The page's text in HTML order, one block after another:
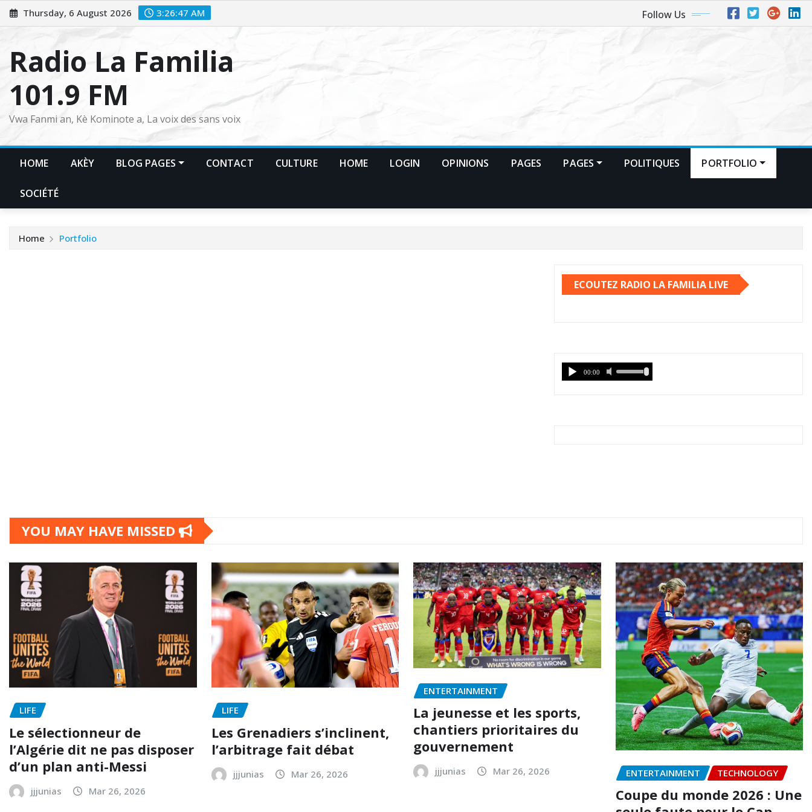
Skip
to
Thursday, 6 August 2026 3:26:48 AM Follow Us
Radio La Familia
101.9 FM
Vwa Fanmi an, Kè Kominote a, La voix des sans voix
HOME AKÈY BLOG PAGES CONTACT CULTURE HOME LOGIN OPINIONS PAGES PAGES POLITIQUES PORTFOLIO
SOCIÉTÉ
Home Portfolio
ECOUTEZ RADIO LA FAMILIA LIVE
YOU MAY HAVE MISSED
LIFE
Le sélectionneur de
l’Algérie dit ne pas disposer
d’un plan anti-Messi
jjjunias Mar 26, 2026
LIFE
Les Grenadiers s’inclinent,
l’arbitrage fait débat
jjjunias Mar 26, 2026
ENTERTAINMENT
La jeunesse et les sports,
chantiers prioritaires du
gouvernement
jjjunias Mar 26, 2026 ENTERTAINMENT TECHNOLOGY
Coupe du monde 2026 : Une